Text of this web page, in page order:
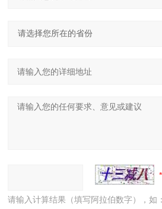
请输入计算结果（填写阿拉伯数字），如